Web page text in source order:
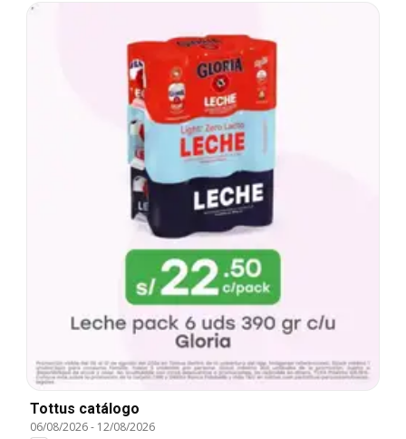
Tottus catálogo
06/08/2026- 12/08/2026